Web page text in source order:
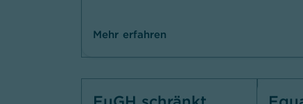
Mehr erfahren